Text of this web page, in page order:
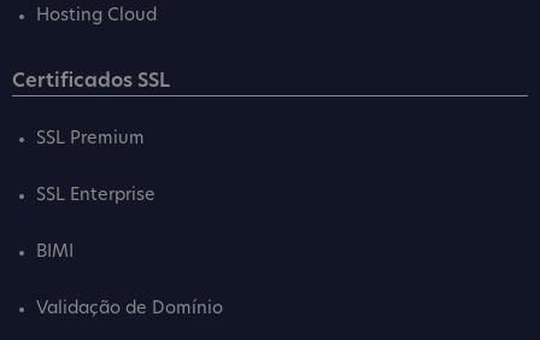
Hosting Cloud
Certificados SSL
SSL Premium
SSL Enterprise
BIMI
Validação de Domínio